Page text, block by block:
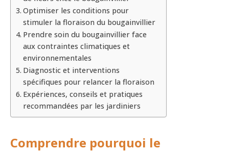
Optimiser les conditions pour
stimuler la floraison du bougainvillier
Prendre soin du bougainvillier face
aux contraintes climatiques et
environnementales
Diagnostic et interventions
spécifiques pour relancer la floraison
Expériences, conseils et pratiques
recommandées par les jardiniers
Comprendre pourquoi le